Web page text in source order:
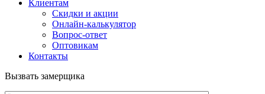
Клиентам
Скидки и акции
Онлайн-калькулятор
Вопрос-ответ
Оптовикам
Контакты
Вызвать замерщика